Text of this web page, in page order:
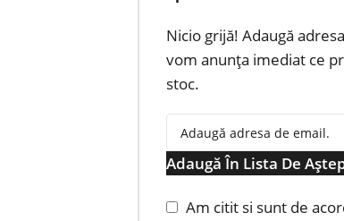
Nicio grijă! Adaugă
vom anunța imediat ce
stoc.
Adaugă În Lista De
Am citit si sunt de